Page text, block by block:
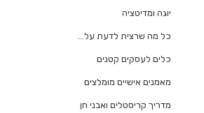
יוגה ומדיטציה
כל מה שרצית לדעת על…
כלים לעסקים קטנים
מאמנים אישיים מומלצים
מדריך קריסטלים ואבני חן